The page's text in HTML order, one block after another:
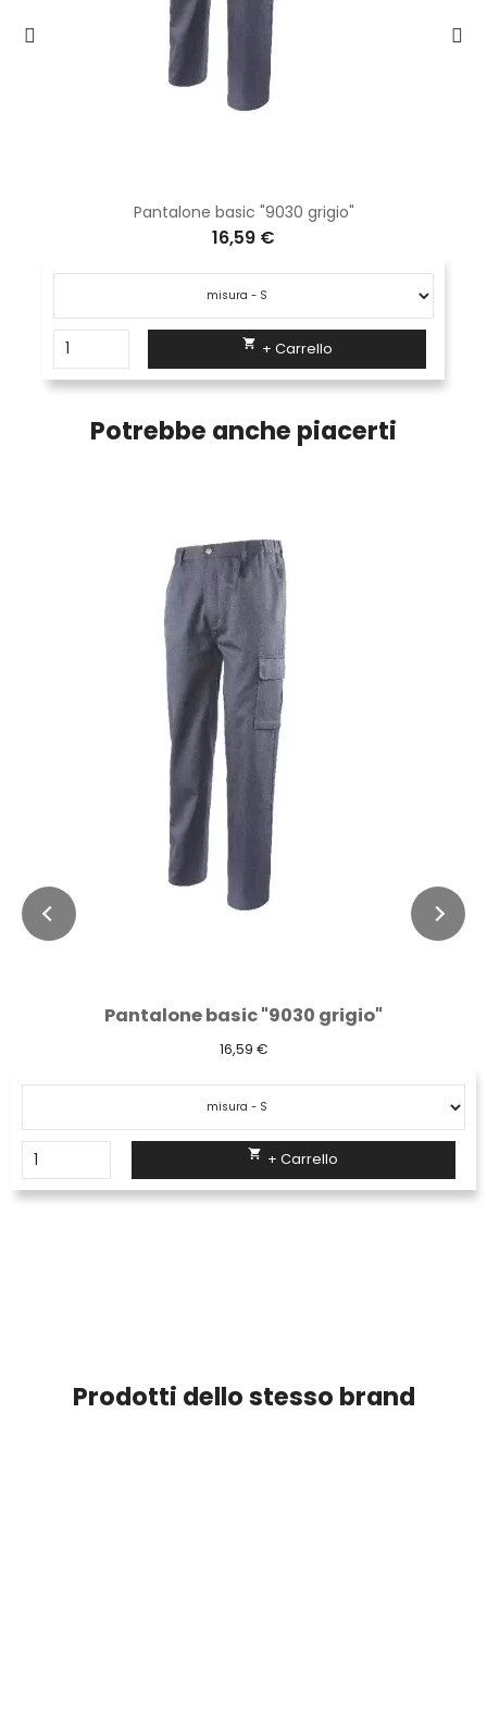
Pantalone basic "9030 grigio"
16,59 €
 + Carrello
Potrebbe anche piacerti
Pantalone basic "9030 grigio"
16,59 €
 + Carrello
Prodotti dello stesso brand